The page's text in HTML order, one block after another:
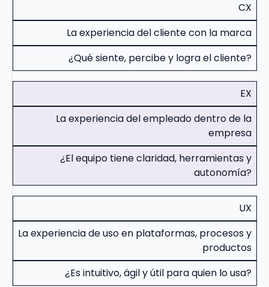
CX
La experiencia del cliente con la marca
¿Qué siente, percibe y logra el cliente?
EX
La experiencia del empleado dentro de la
empresa
¿El equipo tiene claridad, herramientas y
autonomía?
UX
La experiencia de uso en plataformas, procesos y
productos
¿Es intuitivo, ágil y útil para quien lo usa?